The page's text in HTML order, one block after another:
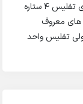
خرید تفلیس ارزان هتل شیشه ای گرجستان هتل های تفلیس 4 ستاره
معروف
تفلیس واحد